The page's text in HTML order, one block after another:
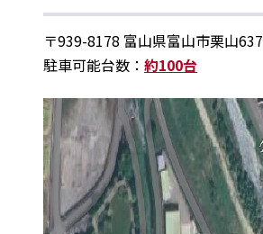
〒939-8178 富山県富山市栗山637
駐車可能台数： 約100台